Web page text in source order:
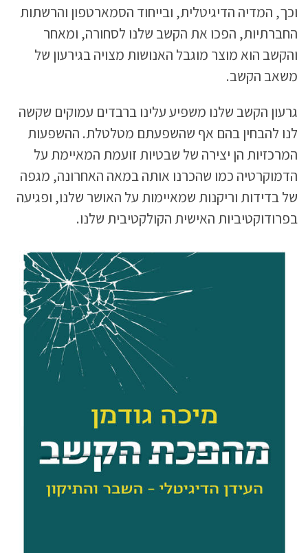
וכך, המדיה הדיגיטלית, ובייחוד הסמארטפון והרשתות
החברתיות, הפכו את הקשב שלנו לסחורה, ומאחר
והקשב הוא מוצר מוגבל האנושות מצויה בגירעון של
משאב הקשב.
גרעון הקשב שלנו משפיע עלינו ברבדים עמוקים שקשה
לנו להבחין בהם אף שהשפעתם מטלטלת. ההשפעות
המרכזיות הן יצירה של שבטיות זועמת המאיימת על
הדמוקרטיה כמו שהכרנו אותה במאה האחרונה, מגפה
של בדידות וריקנות שמאיימות על האושר שלנו, ופגיעה
בפרודוקטיביות האישית הקולקטיבית שלנו.